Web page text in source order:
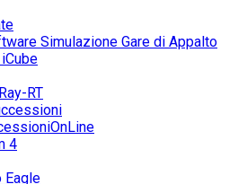
Simulazione Gare di Appalto
RT
4
Eagle